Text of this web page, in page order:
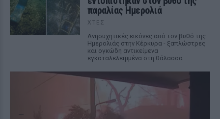
παραλίας Ημερολιά
ΧΤΕΣ
Ανησυχητικές εικόνες από τον βυθό της
Ημερολιάς στην Κέρκυρα - ξαπλώστρες
και ογκώδη αντικείμενα
εγκαταλελειμμένα στη θάλασσα